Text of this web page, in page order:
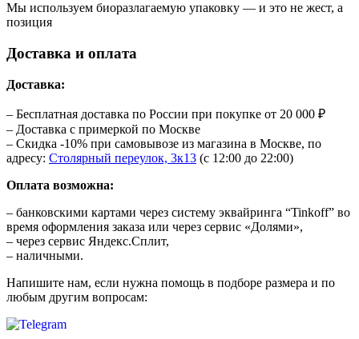
Мы используем биоразлагаемую упаковку — и это не жест, а
позиция
Доставка и оплата
Доставка:
– Бесплатная доставка по России при покупке от 20 000 ₽
– Доставка с примеркой по Москве
– Скидка -10% при самовывозе из магазина в Москве, по
адресу: Столярный переулок, 3к13 (с 12:00 до 22:00)
Оплата возможна:
– банковскими картами через систему эквайринга “Tinkoff” во
время оформления заказа или через сервис «Долями»,
– через сервис Яндекс.Сплит,
– наличными.
Напишите нам, если нужна помощь в подборе размера и по
любым другим вопросам: